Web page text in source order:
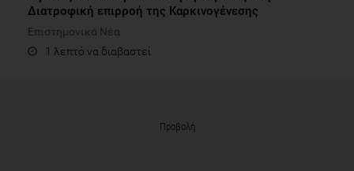
Διατροφική επιρροή της Καρκινογένεσης
Επιστημονικά Νέα
1 λεπτό να διαβαστεί
Προβολή